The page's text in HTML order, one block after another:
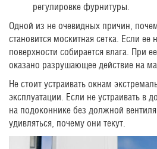
регулировке фурнитуры.
Одной из не очевидных причин,
становится москитная сетка. Если
поверхности собирается влага. При
оказано разрушающее действие на
Не стоит устраивать окнам
эксплуатации. Если не устраивать в
на подоконнике без должной
удивляться, почему они текут.